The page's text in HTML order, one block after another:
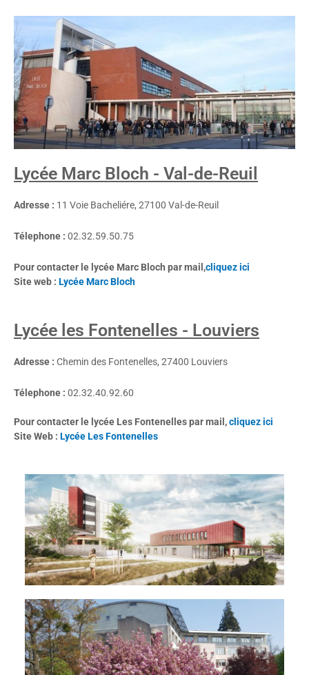
Lycée Marc Bloch - Val-de-Reuil
Adresse : 11 Voie Bacheliére, 27100 Val-de-Reuil
Télephone : 02.32.59.50.75
Pour contacter le lycée Marc Bloch par mail,cliquez ici
Site web : Lycée Marc Bloch
Lycée les Fontenelles - Louviers
Adresse : Chemin des Fontenelles, 27400 Louviers
Télephone : 02.32.40.92.60
Pour contacter le lycée Les Fontenelles par mail,cliquez ici
Site Web : Lycée Les Fontenelles